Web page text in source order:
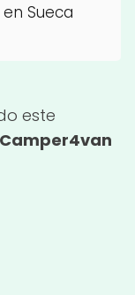
Sueca
este